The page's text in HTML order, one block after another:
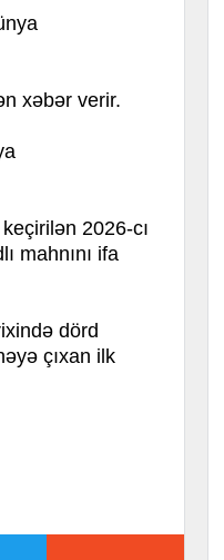
xəbər verir.
2026-cı
mahnını ifa
dörd
çıxan ilk